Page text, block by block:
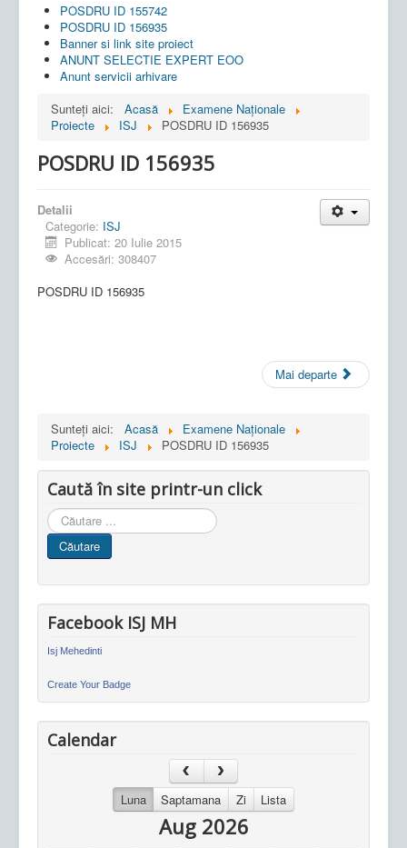
POSDRU ID 155742
POSDRU ID 156935
Banner si link site proiect
ANUNT SELECTIE EXPERT EOO
Anunt servicii arhivare
Sunteți aici:
Acasă
Examene Naționale
Proiecte
ISJ POSDRU ID 156935
POSDRU ID 156935
Detalii
Categorie: ISJ
Publicat: 20 Iulie 2015
Accesări: 308407
POSDRU ID 156935
Mai departe
Sunteți aici: Acasă
Examene Naționale
Proiecte
ISJ POSDRU ID 156935
Caută în site printr-un click
Cauta
in
site
Căutare
Facebook ISJ MH
Isj Mehedinti
Create Your Badge
Calendar
Luna Saptamana Zi Lista
Aug 2026